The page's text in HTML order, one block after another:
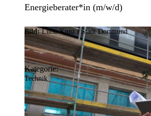
Energieberater*in (m/w/d)
Bild:Luisa Kunz / Stadt Dortmund
Kategorie:
Technik